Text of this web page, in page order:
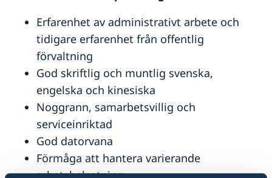
Erfarenhet av administrativt arbete och
tidigare erfarenhet från offentlig
förvaltning
God skriftlig och muntlig svenska,
engelska och kinesiska
Noggrann, samarbetsvillig och
serviceinriktad
God datorvana
Förmåga att hantera varierande